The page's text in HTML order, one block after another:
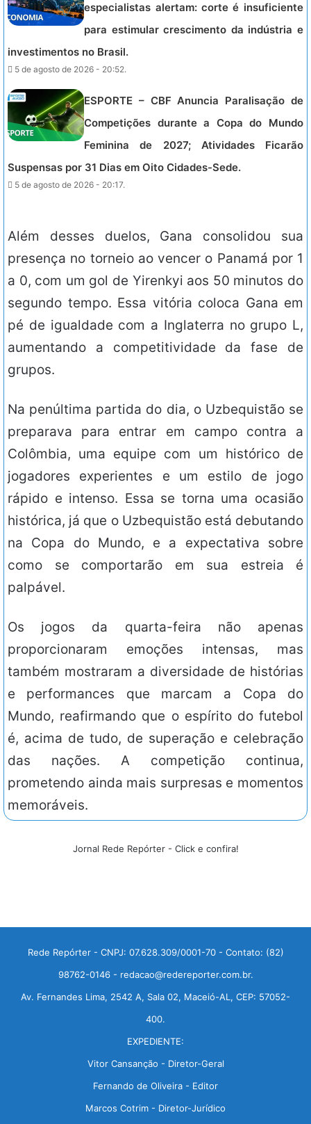
especialistas alertam: corte é insuficiente
para estimular crescimento da indústria e
investimentos no Brasil.
5 de agosto de 2026 - 20:52.
ESPORTE – CBF Anuncia Paralisação de
Competições durante a Copa do Mundo
Feminina de 2027; Atividades Ficarão
Suspensas por 31 Dias em Oito Cidades-Sede.
5 de agosto de 2026 - 20:17.
Além desses duelos, Gana consolidou sua
presença no torneio ao vencer o Panamá por 1
a 0, com um gol de Yirenkyi aos 50 minutos do
segundo tempo. Essa vitória coloca Gana em
pé de igualdade com a Inglaterra no grupo L,
aumentando a competitividade da fase de
grupos.
Na penúltima partida do dia, o Uzbequistão se
preparava para entrar em campo contra a
Colômbia, uma equipe com um histórico de
jogadores experientes e um estilo de jogo
rápido e intenso. Essa se torna uma ocasião
histórica, já que o Uzbequistão está debutando
na Copa do Mundo, e a expectativa sobre
como se comportarão em sua estreia é
palpável.
Os jogos da quarta-feira não apenas
proporcionaram emoções intensas, mas
também mostraram a diversidade de histórias
e performances que marcam a Copa do
Mundo, reafirmando que o espírito do futebol
é, acima de tudo, de superação e celebração
das nações. A competição continua,
prometendo ainda mais surpresas e momentos
memoráveis.
Jornal Rede Repórter - Click e confira!
Rede Repórter - CNPJ: 07.628.309/0001-70 - Contato: (82)
98762-0146 - redacao@redereporter.com.br.
Av. Fernandes Lima, 2542 A, Sala 02, Maceió-AL, CEP: 57052-
400.
EXPEDIENTE:
Vitor Cansanção - Diretor-Geral
Fernando de Oliveira - Editor
Marcos Cotrim - Diretor-Jurídico